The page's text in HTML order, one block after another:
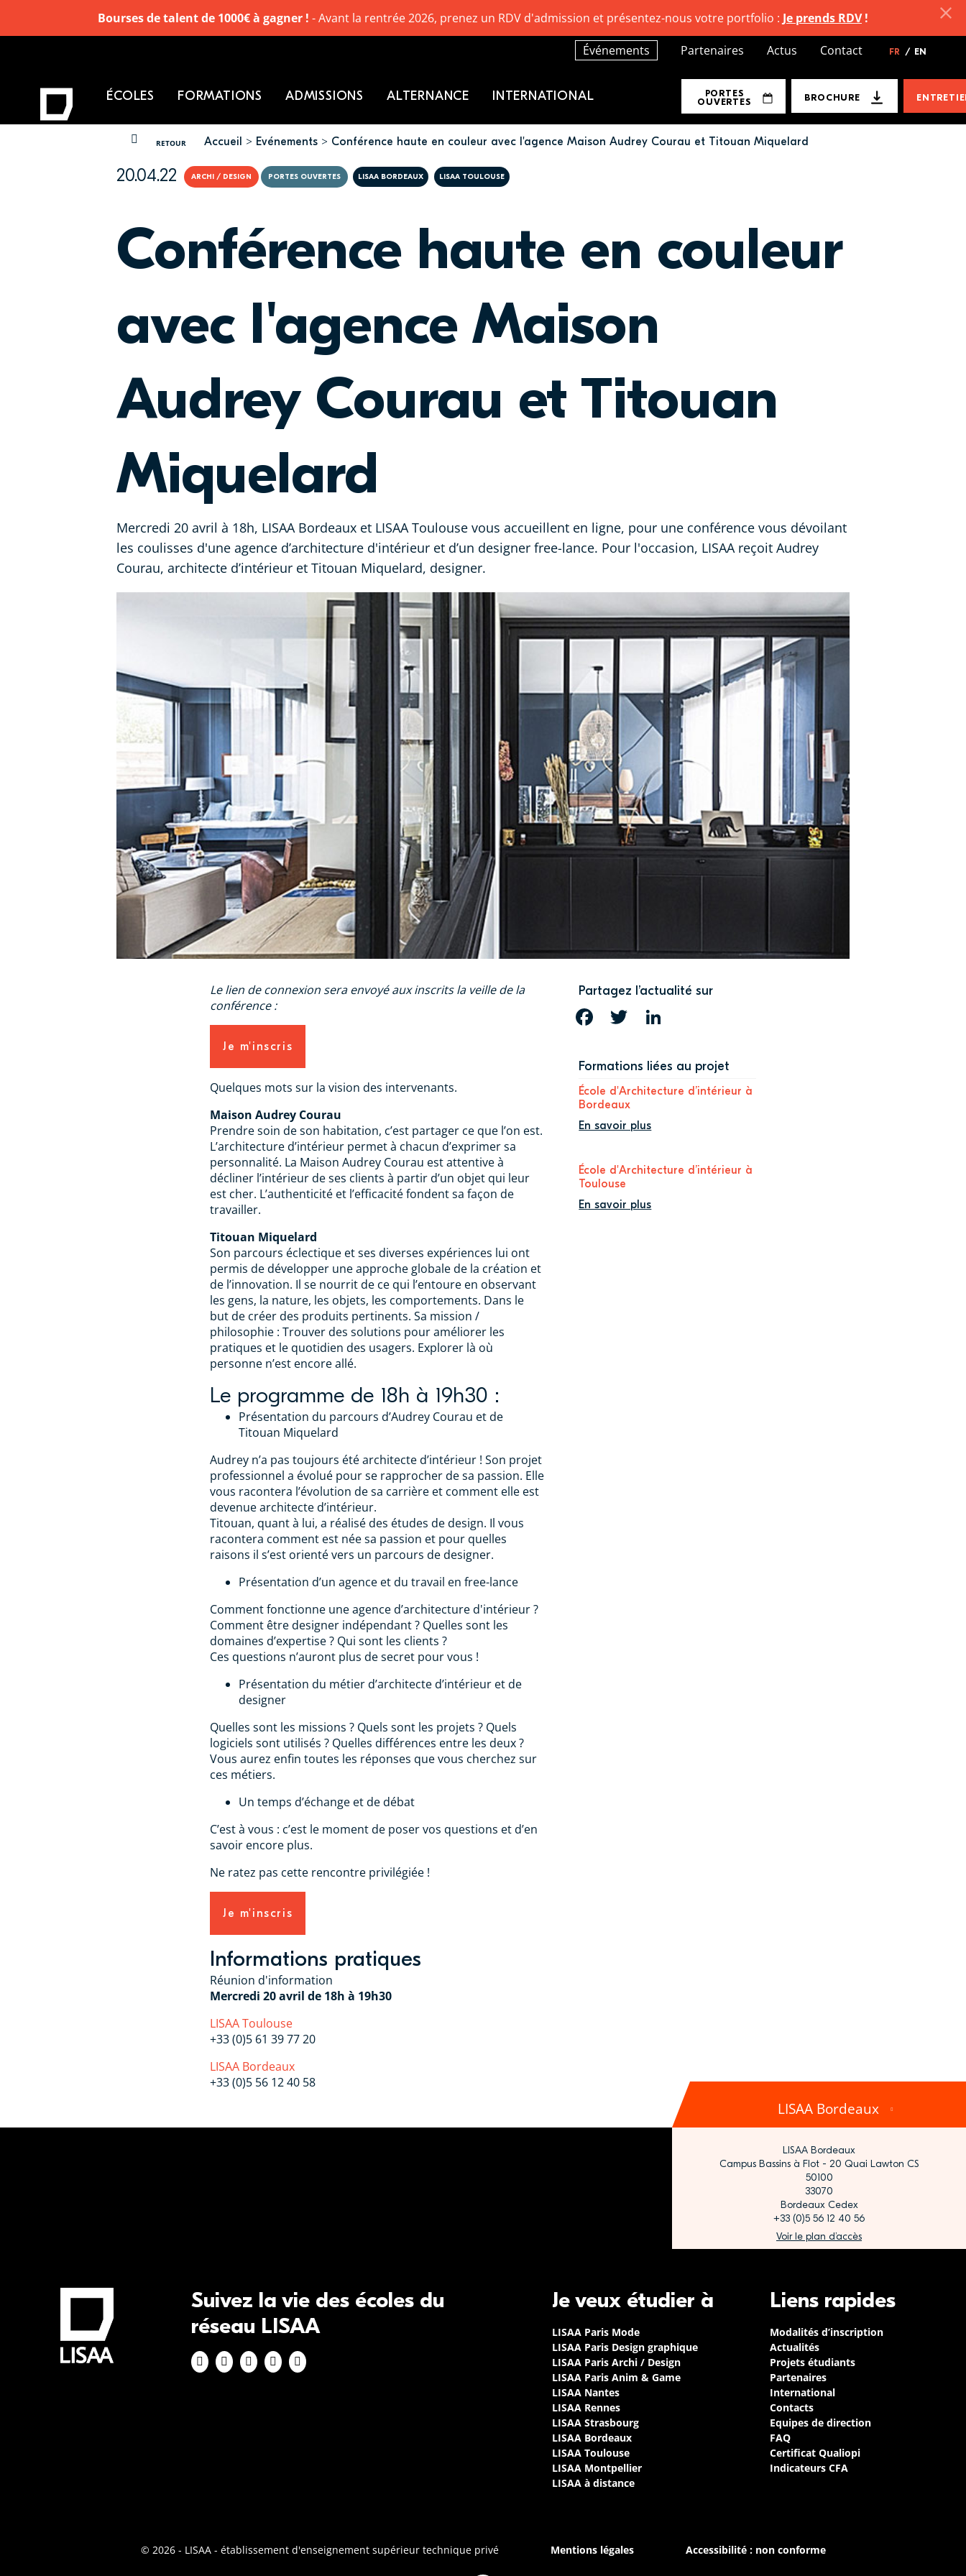
RETOUR
VOUS ÊTES ICI Accueil Evénements Conférence haute en couleur avec l'agence Maison Audrey Courau et Titouan Miquelard
20.04.22 ARCHI / DESIGN PORTES OUVERTES LISAA BORDEAUX LISAA TOULOUSE
Conférence haute en couleur
avec l'agence Maison
Audrey Courau et Titouan
Miquelard
Mercredi 20 avril à 18h, LISAA Bordeaux et LISAA Toulouse vous accueillent en ligne, pour une conférence vous dévoilant
les coulisses d'une agence d’architecture d'intérieur et d’un designer free-lance. Pour l'occasion, LISAA reçoit Audrey
Courau, architecte d’intérieur et Titouan Miquelard, designer.
Le lien de connexion sera envoyé aux inscrits la veille de la
conférence :
Je m'inscris
Quelques mots sur la vision des intervenants.
Maison Audrey Courau
Prendre soin de son habitation, c’est partager ce que l’on est.
L’architecture d’intérieur permet à chacun d’exprimer sa
personnalité. La Maison Audrey Courau est attentive à
décliner l’intérieur de ses clients à partir d’un objet qui leur
est cher. L’authenticité et l’efficacité fondent sa façon de
travailler.
Titouan Miquelard
Son parcours éclectique et ses diverses expériences lui ont
permis de développer une approche globale de la création et
de l’innovation. Il se nourrit de ce qui l’entoure en observant
les gens, la nature, les objets, les comportements. Dans le
but de créer des produits pertinents. Sa mission /
philosophie : Trouver des solutions pour améliorer les
pratiques et le quotidien des usagers. Explorer là où
personne n’est encore allé.
Le programme de 18h à 19h30 :
Présentation du parcours d’Audrey Courau et de
Titouan Miquelard
Audrey n’a pas toujours été architecte d’intérieur ! Son projet
professionnel a évolué pour se rapprocher de sa passion. Elle
vous racontera l’évolution de sa carrière et comment elle est
devenue architecte d’intérieur.
Titouan, quant à lui, a réalisé des études de design. Il vous
racontera comment est née sa passion et pour quelles
raisons il s’est orienté vers un parcours de designer.
Présentation d’un agence et du travail en free-lance
Comment fonctionne une agence d’architecture d'intérieur ?
Comment être designer indépendant ? Quelles sont les
domaines d’expertise ? Qui sont les clients ?
Ces questions n’auront plus de secret pour vous !
Présentation du métier d’architecte d’intérieur et de
designer
Quelles sont les missions ? Quels sont les projets ? Quels
logiciels sont utilisés ? Quelles différences entre les deux ?
Vous aurez enfin toutes les réponses que vous cherchez sur
ces métiers.
Un temps d’échange et de débat
C’est à vous : c’est le moment de poser vos questions et d’en
savoir encore plus.
Ne ratez pas cette rencontre privilégiée !
Je m'inscris
Informations pratiques
Réunion d'information
Mercredi 20 avril de 18h à 19h30
LISAA Toulouse
+33 (0)5 61 39 77 20
LISAA Bordeaux
+33 (0)5 56 12 40 58
Partagez l’actualité sur
FACEBOOKTWITTER
Formations liées au projet
École d'Architecture d’intérieur à
Bordeaux
En savoir plus
École d'Architecture d’intérieur à
Toulouse
En savoir plus
LISAA Bordeaux
LISAA Bordeaux
Campus Bassins à Flot - 20 Quai Lawton CS
50100
33070
Bordeaux Cedex
+33 (0)5 56 12 40 56
Voir le plan d’accès
Événements Partenaires Actus Contact FR / EN
PORTES
OUVERTES
BROCHURE
ÉCOLES FORMATIONS ADMISSIONS ALTERNANCE INTERNATIONAL
Suivez la vie des écoles du
réseau LISAA
Je veux étudier à
LISAA Paris Mode
LISAA Paris Design graphique
LISAA Paris Archi / Design
LISAA Paris Anim & Game
LISAA Nantes
LISAA Rennes
LISAA Strasbourg
LISAA Bordeaux
LISAA Toulouse
LISAA Montpellier
LISAA à distance
Liens rapides
Modalités d’inscription
Actualités
Projets étudiants
Partenaires
International
Contacts
Equipes de direction
FAQ
Certificat Qualiopi
Indicateurs CFA
© 2026 - LISAA - établissement d'enseignement supérieur technique privé Mentions légales Accessibilité : non conforme
Bourses de talent de 1000€ à gagner ! - Avant la rentrée 2026, prenez un RDV d'admission et présentez-nous votre portfolio : Je prends RDV!